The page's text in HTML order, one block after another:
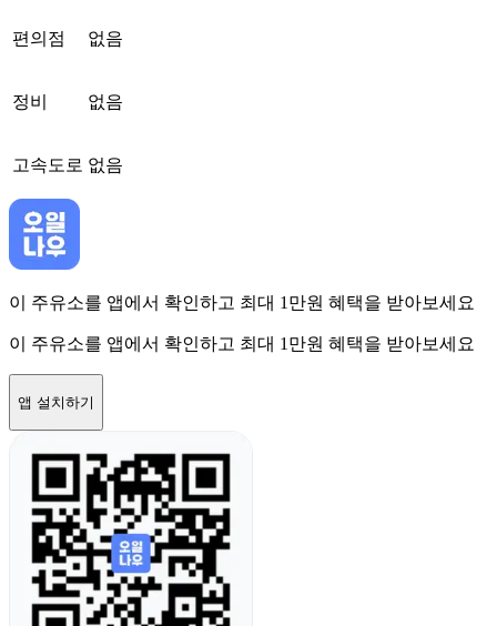
편의점 없음
정비 없음
고속도로 없음
이 주유소를 앱에서 확인하고 최대 1만원 혜택을 받아보세요
이 주유소를 앱에서 확인하고 최대 1만원 혜택을 받아보세요
앱 설치하기